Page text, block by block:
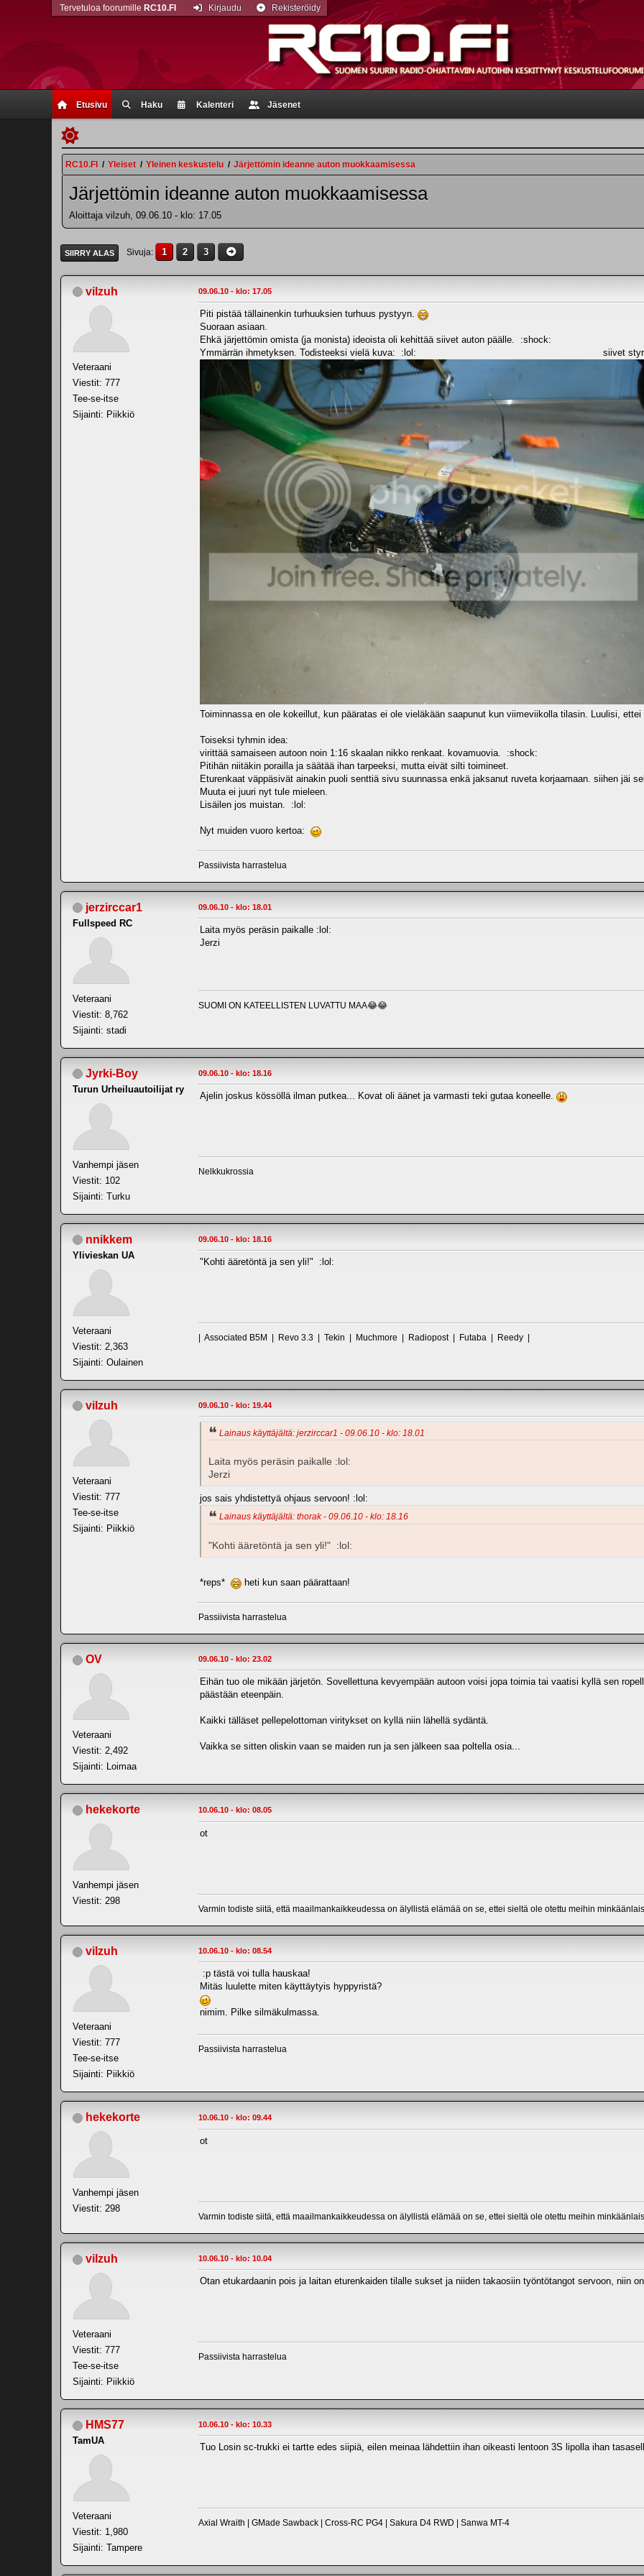
Etusivu Haku Kalenteri Jäsenet
Tervetuloa foorumille RC10.FI Kirjaudu Rekisteröidy
RC10.FI / Yleiset / Yleinen keskustelu / Järjettömin ideanne auton muokkaamisessa
Järjettömin ideanne auton muokkaamisessa
Aloittaja vilzuh, 09.06.10 - klo: 17.05
SIIRRY ALAS Sivuja 1 2 3
vilzuh
Veteraani
Viestit: 777
Tee-se-itse
Sijainti: Piikkiö
09.06.10 - klo: 17.05
Piti pistää tällainenkin turhuuksien turhuus pystyyn.
Suoraan asiaan.
Ehkä järjettömin omista (ja monista) ideoista oli kehittää siivet auton päälle. :shock:
Ymmärrän ihmetyksen. Todisteeksi vielä kuva: :lol: siivet
Toiminnassa en ole kokeillut, kun pääratas ei ole vieläkään saapunut kun viimeviikolla tilasin. Luulisi,
Toiseksi tyhmin idea:
virittää samaiseen autoon noin 1:16 skaalan nikko renkaat. kovamuovia. :shock:
Pitihän niitäkin porailla ja säätää ihan tarpeeksi, mutta eivät silti toimineet.
Eturenkaat väppäsivät ainakin puoli senttiä sivu suunnassa enkä jaksanut ruveta korjaamaan. siihen jäi
Muuta ei juuri nyt tule mieleen.
Lisäilen jos muistan. :lol:
Nyt muiden vuoro kertoa:
Passiivista harrastelua
jerzirccar1
Fullspeed RC
Veteraani
Viestit: 8,762
Sijainti: stadi
09.06.10 - klo: 18.01
Laita myös peräsin paikalle :lol:
Jerzi
SUOMI ON KATEELLISTEN LUVATTU MAA😂😂
Jyrki-Boy
Turun Urheiluautoilijat ry
Vanhempi jäsen
Viestit: 102
Sijainti: Turku
09.06.10 - klo: 18.16
Ajelin joskus kössöllä ilman putkea... Kovat oli äänet ja varmasti teki gutaa koneelle.
Nelkkukrossia
nnikkem
Ylivieskan UA
Veteraani
Viestit: 2,363
Sijainti: Oulainen
09.06.10 - klo: 18.16
"Kohti ääretöntä ja sen yli!" :lol:
| Associated B5M | Revo 3.3 | Tekin | Muchmore | Radiopost | Futaba | Reedy |
vilzuh
Veteraani
Viestit: 777
Tee-se-itse
Sijainti: Piikkiö
09.06.10 - klo: 19.44
Lainaus käyttäjältä: jerzirccar1 - 09.06.10 - klo: 18.01
Laita myös peräsin paikalle :lol:
Jerzi
jos sais yhdistettyä ohjaus servoon! :lol:
Lainaus käyttäjältä: thorak - 09.06.10 - klo: 18.16
"Kohti ääretöntä ja sen yli!" :lol:
*reps* heti kun saan päärattaan!
Passiivista harrastelua
OV
Veteraani
Viestit: 2,492
Sijainti: Loimaa
09.06.10 - klo: 23.02
Eihän tuo ole mikään järjetön. Sovellettuna kevyempään autoon voisi jopa toimia tai vaatisi kyllä sen
päästään eteenpäin.
Kaikki tälläset pellepelottoman viritykset on kyllä niin lähellä sydäntä.
Vaikka se sitten oliskin vaan se maiden run ja sen jälkeen saa poltella osia...
hekekorte
Vanhempi jäsen
Viestit: 298
10.06.10 - klo: 08.05
ot
Varmin todiste siitä, että maailmankaikkeudessa on älyllistä elämää on se, ettei sieltä ole otettu meihin
vilzuh
Veteraani
Viestit: 777
Tee-se-itse
Sijainti: Piikkiö
10.06.10 - klo: 08.54
:p tästä voi tulla hauskaa!
Mitäs luulette miten käyttäytyis hyppyristä?
nimim. Pilke silmäkulmassa.
Passiivista harrastelua
hekekorte
Vanhempi jäsen
Viestit: 298
10.06.10 - klo: 09.44
ot
Varmin todiste siitä, että maailmankaikkeudessa on älyllistä elämää on se, ettei sieltä ole otettu meihin
vilzuh
Veteraani
Viestit: 777
Tee-se-itse
Sijainti: Piikkiö
10.06.10 - klo: 10.04
Otan etukardaanin pois ja laitan eturenkaiden tilalle sukset ja niiden takaosiin työntötangot servoon, niin
Passiivista harrastelua
HMS77
TamUA
Veteraani
Viestit: 1,980
Sijainti: Tampere
10.06.10 - klo: 10.33
Tuo Losin sc-trukki ei tartte edes siipiä, eilen meinaa lähdettiin ihan oikeasti lentoon 3S lipolla ihan
Axial Wraith | GMade Sawback | Cross-RC PG4 | Sakura D4 RWD | Sanwa MT-4